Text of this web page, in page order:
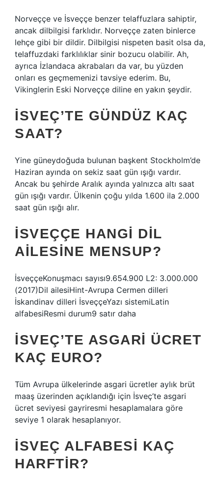
Norveççe ve İsveççe benzer telaffuzlara sahiptir,
ancak dilbilgisi farklıdır. Norveççe zaten binlerce
lehçe gibi bir dildir. Dilbilgisi nispeten basit olsa da,
telaffuzdaki farklılıklar sinir bozucu olabilir. Ah,
ayrıca İzlandaca akrabaları da var, bu yüzden
onları es geçmemenizi tavsiye ederim. Bu,
Vikinglerin Eski Norveççe diline en yakın şeydir.
İSVEÇ’TE GÜNDÜZ KAÇ
SAAT?
Yine güneydoğuda bulunan başkent Stockholm’de
Haziran ayında on sekiz saat gün ışığı vardır.
Ancak bu şehirde Aralık ayında yalnızca altı saat
gün ışığı vardır. Ülkenin çoğu yılda 1.600 ila 2.000
saat gün ışığı alır.
İSVEÇÇE HANGI DIL
AILESINE MENSUP?
İsveççeKonuşmacı sayısı9.654.900 L2: 3.000.000
(2017)Dil ailesiHint-Avrupa Cermen dilleri ​​
İskandinav dilleri ​​İsveççeYazı sistemiLatin
alfabesiResmi durum9 satır daha
İSVEÇ’TE ASGARI ÜCRET
KAÇ EURO?
Tüm Avrupa ülkelerinde asgari ücretler aylık brüt
maaş üzerinden açıklandığı için İsveç’te asgari
ücret seviyesi gayriresmi hesaplamalara göre
seviye 1 olarak hesaplanıyor.
İSVEÇ ALFABESI KAÇ
HARFTIR?